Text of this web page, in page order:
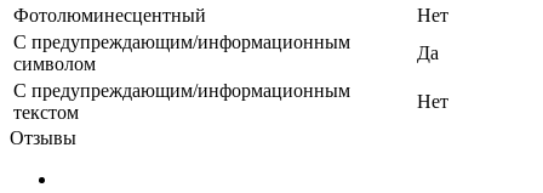
Фотолюминесцентный
Нет
С предупреждающим/информационным
символом
Да
С предупреждающим/информационным
текстом
Нет
Отзывы